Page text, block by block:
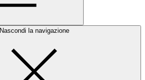
Nascondi la navigazione